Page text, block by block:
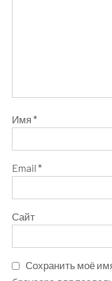
Имя *
Email *
Сайт
Сохранить моё